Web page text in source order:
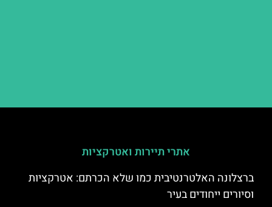
אתרי תיירות ואטרקציות
ברצלונה האלטרנטיבית כמו שלא הכרתם: אטרקציות
וסיורים ייחודים בעיר